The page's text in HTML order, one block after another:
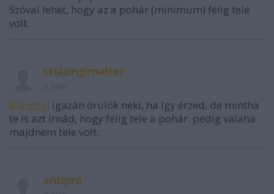
Szóval lehet, hogy az a pohár (minimum) félig tele
volt.
stolzingimalter
@andry: igazán örülök neki, ha így érzed, de mintha
te is azt írnád, hogy félig tele a pohár. pedig valaha
majdnem tele volt.
antipro